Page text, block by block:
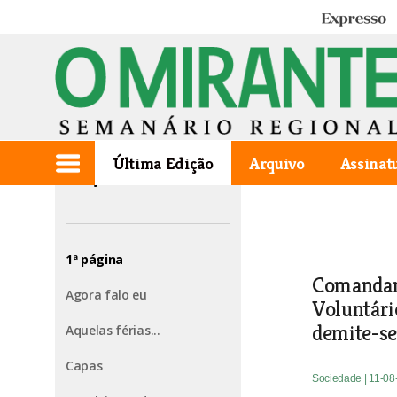
Expresso
Última Edição Arquivo
Edição de 2004.08.12
1ª página
Agora falo eu
Aquelas férias...
Capas
demite-se
Sociedade | 11-